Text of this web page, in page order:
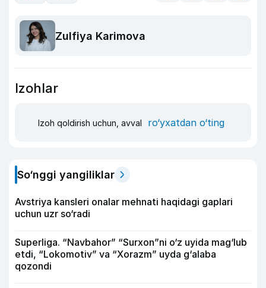
Zulfiya Karimova
Izohlar
Izoh qoldirish uchun, avval ro‘yxatdan o‘ting
So‘nggi yangiliklar
Avstriya kansleri onalar mehnati haqidagi gaplari
uchun uzr so‘radi
Superliga. “Navbahor” “Surxon”ni o‘z uyida mag‘lub
etdi, “Lokomotiv” va “Xorazm” uyda g‘alaba
qozondi